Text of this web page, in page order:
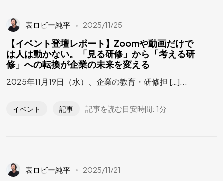
表ロビー純平 2025/11/25
【イベント登壇レポート】Zoomや動画だけで
は人は動かない。「見る研修」から「考える研
修」への転換が企業の未来を変える
2025年11月19日（水）、企業の教育・研修担 […]...
イベント 記事 記事を読む目安時間: 1分
表ロビー純平 2025/11/21